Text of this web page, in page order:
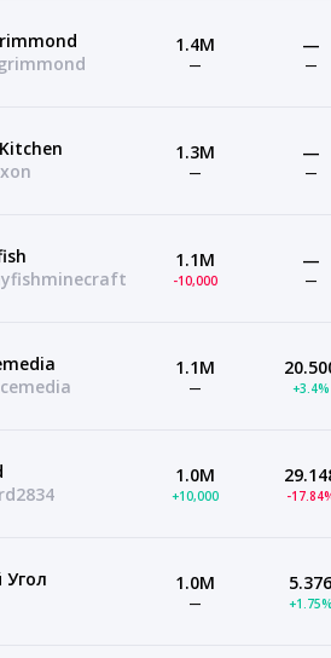
1.4M
—
—
—
1.3M
—
—
—
1.1M
-10,000
—
—
1.1M
— +3.4%
1.0M
+10,000 -
1.0M
—
5.376